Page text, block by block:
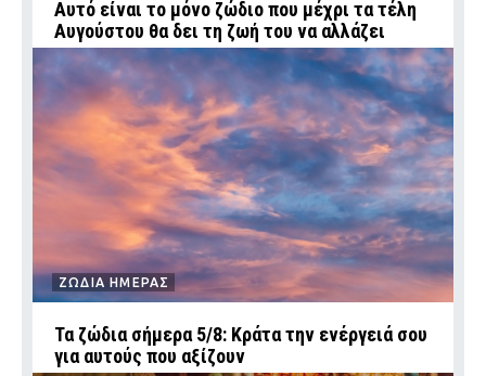
Αυτό είναι το μόνο ζώδιο που μέχρι τα τέλη
Αυγούστου θα δει τη ζωή του να αλλάζει
ΖΩΔΙΑ ΗΜΕΡΑΣ
Τα ζώδια σήμερα 5/8: Κράτα την ενέργειά σου
για αυτούς που αξίζουν